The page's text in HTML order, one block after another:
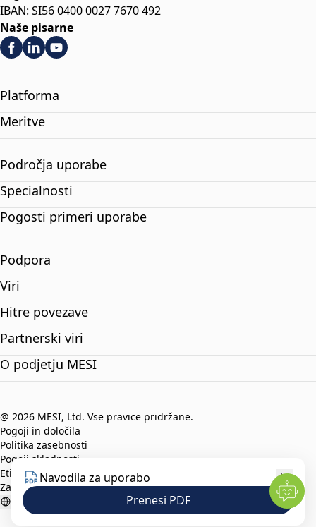
Navodila za uporabo
Prenesi PDF
IBAN: SI56 0400 0027 7670 492
Naše pisarne
Platforma
Meritve
Področja uporabe
Specialnosti
Pogosti primeri uporabe
Podpora
Viri
Hitre povezave
Partnerski viri
O podjetju MESI
@ 2026 MESI, Ltd. Vse pravice pridržane.
Pogoji in določila
Politika zasebnosti
Pogoji skladnosti
Etični kodeks
Zaščita prijaviteljev
Slovenian